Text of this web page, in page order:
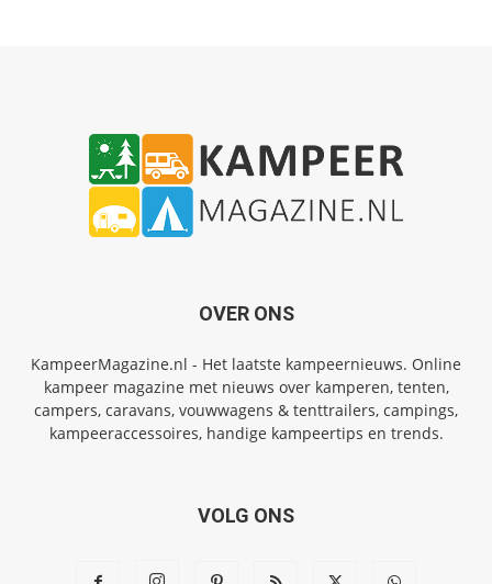
OVER ONS
KampeerMagazine.nl - Het laatste kampeernieuws. Online
kampeer magazine met nieuws over kamperen, tenten,
campers, caravans, vouwwagens & tenttrailers, campings,
kampeeraccessoires, handige kampeertips en trends.
VOLG ONS